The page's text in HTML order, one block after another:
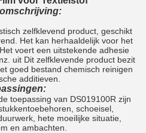
zelfklevend product, geschikt
Het kan herhaaldelijk voor het
voert een uitstekende adhesie
uit Dit zelfklevende product bezit
goed bestand chemisch reinigen
additieven.
toepassing van DS019100R zijn
schoeisel,
hete moeilijke situatie,
en ambachten.